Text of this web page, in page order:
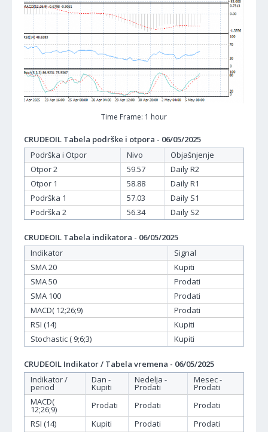
Time Frame: 1 hour
CRUDEOIL Tabela podrške i otpora - 06/05/2025
Podrška i Otpor
Nivo
Objašnjenje
Otpor 2
59.57
Daily R2
Otpor 1
58.88
Daily R1
Podrška 1
57.03
Daily S1
Podrška 2
56.34 Daily S2
CRUDEOIL Tabela indikatora - 06/05/2025
Indikator
Signal
SMA 20
Kupiti
SMA 50
Prodati
SMA 100
Prodati
MACD( 12;26;9)
Prodati
RSI (14)
Kupiti
Stochastic ( 9;6;3)
Kupiti
CRUDEOIL Indikator / Tabela vremena - 06/05/2025
Indikator /
period
Dan -
Kupiti
Nedelja -
Prodati
Mesec -
Prodati
MACD(
12;26;9) Prodati Prodati
Prodati
RSI (14)
Kupiti Prodati
Prodati